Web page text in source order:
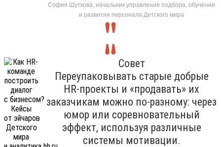
София Шуткова, начальник управления подбора, обучения
и развития персонала Детского мира
Совет
Переупаковывать старые добрые
HR-проекты и «продавать» их
заказчикам можно по-разному: через
юмор или соревновательный
эффект, используя различные
системы мотивации.